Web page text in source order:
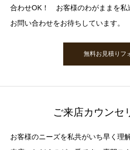
合わせOK！ お客様のわがままを私
お問い合わせをお待ちしています。
無料お見積りフ
ご来店カウンセ
お客様のニーズを私共がいち早く理